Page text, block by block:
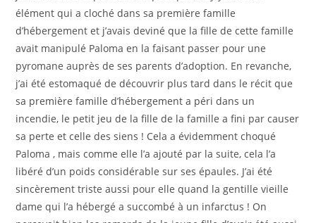
élément qui a cloché dans sa première famille
d’hébergement et j’avais deviné que la fille de cette famille
avait manipulé Paloma en la faisant passer pour une
pyromane auprès de ses parents d’adoption. En revanche,
j’ai été estomaqué de découvrir plus tard dans le récit que
sa première famille d’hébergement a péri dans un
incendie, le petit jeu de la fille de la famille a fini par causer
sa perte et celle des siens ! Cela a évidemment choqué
Paloma , mais comme elle l’a ajouté par la suite, cela l’a
libéré d’un poids considérable sur ses épaules. J’ai été
sincèrement triste aussi pour elle quand la gentille vieille
dame qui l’a hébergé a succombé à un infarctus ! On